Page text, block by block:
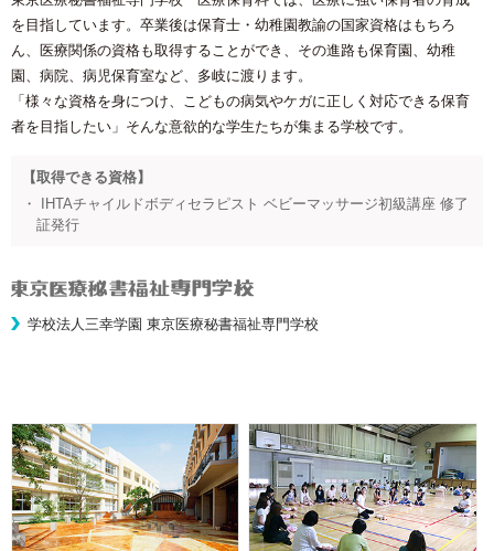
を目指しています。卒業後は保育士・幼稚園教諭の国家資格はもちろ
ん、医療関係の資格も取得することができ、その進路も保育園、幼稚
園、病院、病児保育室など、多岐に渡ります。
「様々な資格を身につけ、こどもの病気やケガに正しく対応できる保育
者を目指したい」そんな意欲的な学生たちが集まる学校です。
【取得できる資格】
・ IHTAチャイルドボディセラピスト ベビーマッサージ初級講座 修了
証発行
学校法人三幸学園 東京医療秘書福祉専門学校